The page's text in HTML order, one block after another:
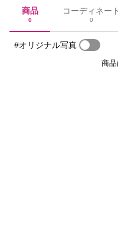
商品
0
コーディネート
0
#オリジナル写真
商